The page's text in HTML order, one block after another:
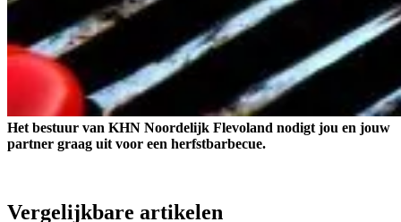
Het bestuur van KHN Noordelijk Flevoland nodigt jou en jouw
partner graag uit voor een herfstbarbecue.
Vergelijkbare artikelen